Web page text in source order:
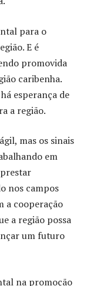
para o
E é
promovida
caribenha.
esperança de
a região.
mas os sinais
em
nos campos
a cooperação
a região possa
um futuro
na promoção